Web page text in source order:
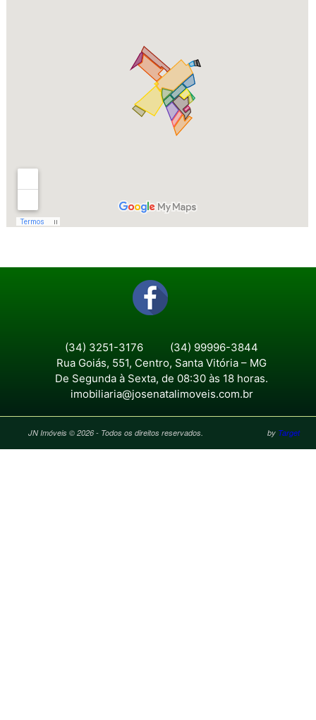
(34) 3251-3176
(34) 99996-3844
Rua Goiás, 551, Centro, Santa Vitória – MG
De Segunda à Sexta, de 08:30 às 18 horas.
imobiliaria@josenatalimoveis.com.br
JN Imóveis © 2026 - Todos os direitos reservados. by Target